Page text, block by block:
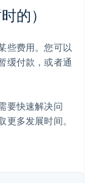
的）
些费用。您可以
缓付款，或者通
要快速解决问
多发展时间。